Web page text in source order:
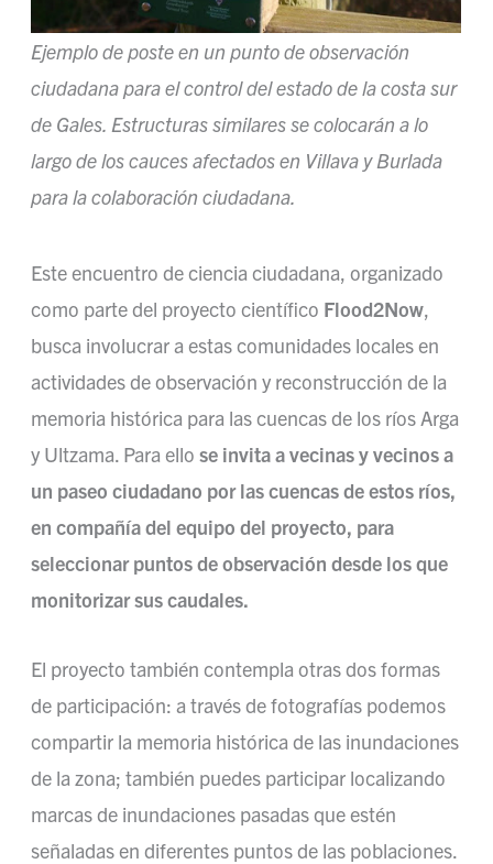
Ejemplo de poste en un punto de observación
ciudadana para el control del estado de la costa sur
de Gales. Estructuras similares se colocarán a lo
largo de los cauces afectados en Villava y Burlada
para la colaboración ciudadana.
Este encuentro de ciencia ciudadana, organizado
como parte del proyecto científico Flood2Now,
busca involucrar a estas comunidades locales en
actividades de observación y reconstrucción de la
memoria histórica para las cuencas de los ríos Arga
y Ultzama. Para ellose invita a vecinas y vecinos a
un paseo ciudadano por las cuencas de estos ríos,
en compañía del equipo del proyecto, para
seleccionar puntos de observación desde los que
monitorizar sus caudales.
El proyecto también contempla otras dos formas
de participación: a través de fotografías podemos
compartir la memoria histórica de las inundaciones
de la zona; también puedes participar localizando
marcas de inundaciones pasadas que estén
señaladas en diferentes puntos de las poblaciones.